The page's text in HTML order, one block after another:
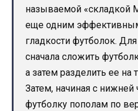
называемой «складкой
еще одним
гладкости футболок.
сначала сложить
а затем разделить ее на
Затем, начиная с нижней
футболку пополам по